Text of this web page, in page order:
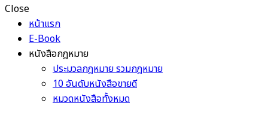
Close
หน้าแรก
E-Book
หนังสือกฎหมาย
ประมวลกฎหมาย รวมกฎหมาย
10 อันดับหนังสือขายดี
หมวดหนังสือทั้งหมด